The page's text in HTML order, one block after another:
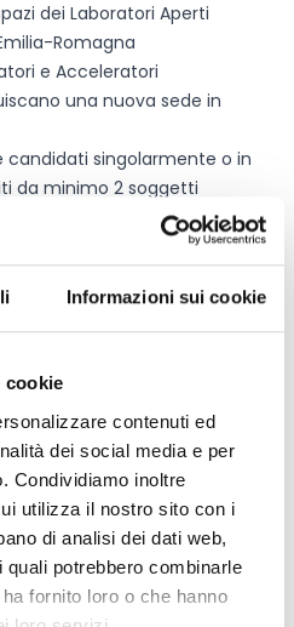
Informazioni sui cookie
cookie
contenuti ed
dei social media e per
Condividiamo inoltre
utilizza il nostro sito con i
di analisi dei dati web,
potrebbero combinarle
fornito loro o che hanno
dei Laboratori Aperti
Romagna
e Acceleratori
una nuova sede in
candidati singolarmente o in
da minimo 2 soggetti
in modo da evidenziare
dei soggetti
ammonta a
esclusivamente a spese di
è fino ad un massimo
per ciascun progetto,
dal bando.